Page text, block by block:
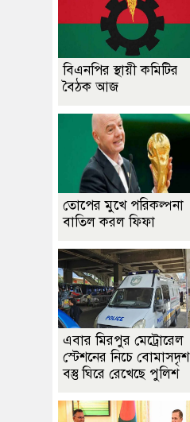
বিএনপির স্থায়ী কমিটির
বৈঠক আজ
তোপের মুখে পরিকল্পনা
বাতিল করল ফিফা
এবার মিরপুর মেট্রোরেল
স্টেশনের নিচে বোমাসদৃশ
বস্তু ঘিরে রেখেছে পুলিশ